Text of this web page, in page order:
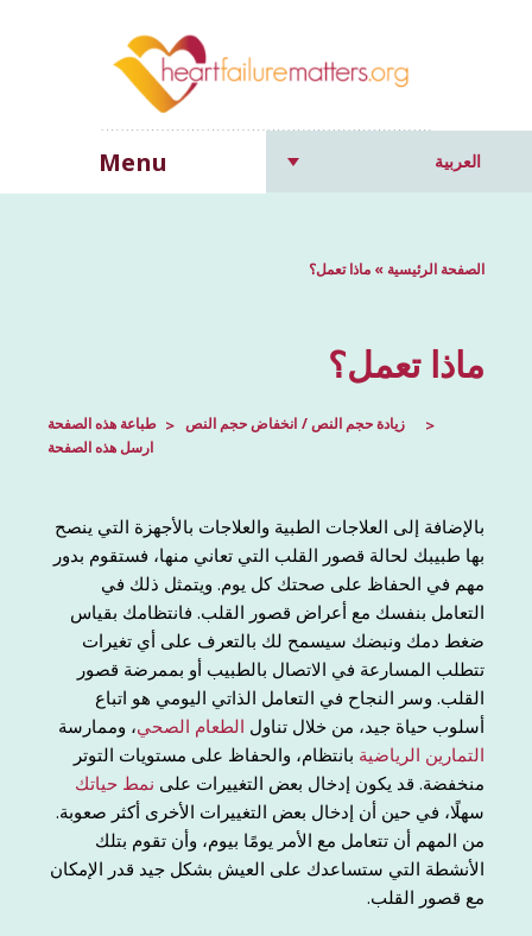
Menu العربية
الصفحة الرئيسية » ماذا تعمل؟
ماذا تعمل؟
زيادة حجم النص انخفاض حجم النص
طباعة هذه الصفحة
ارسل هذه الصفحة
بالإضافة إلى العلاجات الطبية والعلاجات بالأجهزة التي ينصح
بها طبيبك لحالة قصور القلب التي تعاني منها، فستقوم بدور
مهم في الحفاظ على صحتك كل يوم. ويتمثل ذلك في
التعامل بنفسك مع أعراض قصور القلب. فانتظامك بقياس
ضغط دمك ونبضك سيسمح لك بالتعرف على أي تغيرات
تتطلب المسارعة في الاتصال بالطبيب أو بممرضة قصور
القلب. وسر النجاح في التعامل الذاتي اليومي هو اتباع
أسلوب حياة جيد، من خلال تناول الطعام الصحي، وممارسة
التمارين الرياضية بانتظام، والحفاظ على مستويات التوتر
منخفضة. قد يكون إدخال بعض التغييرات على نمط حياتك
سهلًا، في حين أن إدخال بعض التغييرات الأخرى أكثر صعوبة.
من المهم أن تتعامل مع الأمر يومًا بيوم، وأن تقوم بتلك
الأنشطة التي ستساعدك على العيش بشكل جيد قدر الإمكان
مع قصور القلب.